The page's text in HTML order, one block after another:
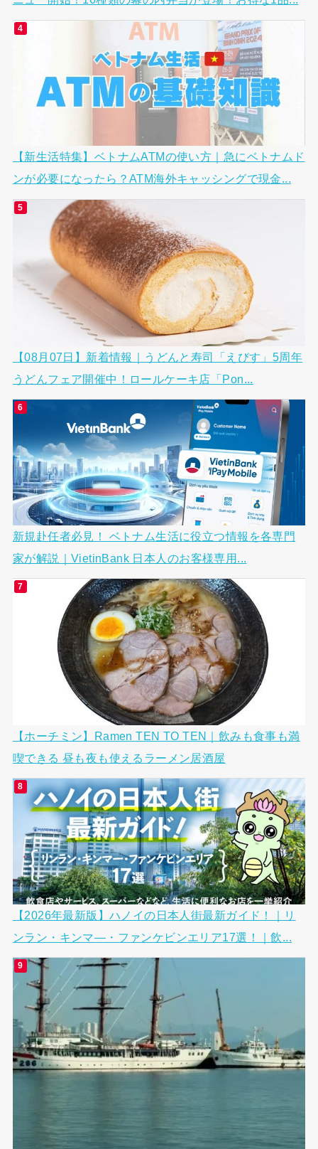
【新生活特集】ベトナムATMの使い方｜急にベトナムド
ンが必要になったら？ATM海外キャッシングで現金...
【08月07日】新着情報｜うどんと寿司「えびす」5周年
うどんフェア開催中！ロールケーキ店「Pon...
新規赴任者必見！ ベトナム生活に役立つ情報を各専門
家が解説｜VietinBank 日本人のお客様専用...
【ホーチミン】Ramen TEN TO TEN｜飲みも食事も満
喫できる 昼も夜も使えるラーメン居酒屋
【2026年最新版】ハノイの日本人街最新ガイド！｜リ
ンラン・キンマ―・ファンケビンエリア17選！｜飲...